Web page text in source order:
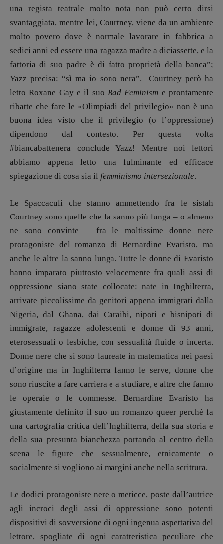
una regista teatrale molto nota non può certo dirsi
svantaggiata, mentre lei, Courtney, viene da un ambiente
molto povero dove è normale lavorare in fabbrica a
sedici anni ed essere una ragazza madre a diciassette, e la
fattoria di suo padre è di fatto proprietà della banca”;
Yazz precisa: “sì ma io sono nera”. Courtney però ha
letto Roxane Gay e il suo Bad Feminism e prontamente
ribatte che fare le «Olimpiadi del privilegio» non è una
buona idea visto che il privilegio (o l’oppressione)
dipendono dal contesto. Per questa volta
#biancabattenera conclude Yazz! Mentre noi lettori
abbiamo appena letto una fulminante ed efficace
spiegazione di cosa sia il femminismo intersezionale.
Le Spaccaculi che stanno ammettendo fra le sistah
Courtney sono quelle che la sanno più lunga – o almeno
ne sono convinte – fra le moltissime donne nere
protagoniste del romanzo di Bernardine Evaristo, ma
anche le altre la sanno lunga. Tutte le donne di Evaristo
hanno imparato piuttosto velocemente fra quali assi di
oppressione siano state collocate: nate in Inghilterra,
arrivate piccolissime da genitori appena immigrati dalla
Nigeria, dal Ghana, dai Caraibi, nipoti e bisnipoti di
immigrate, ragazze adolescenti e donne di 93 anni,
eterosessuali o lesbiche, con sessualità fluide o incerta.
Donne nere che si sono laureate in matematica nei paesi
d’origine ma in Inghilterra fanno le serve, donne che
sono riuscite a fare carriera e a studiare, e altre che fanno
le operaie o le commesse. Bernardine Evaristo ha
giustamente definito il suo un romanzo queer perché fa
una cartografia critica dell’Inghilterra, della sua storia e
della sua presunta bianchezza portando al centro della
scena le figure che sessualmente, etnicamente o
socialmente si vogliono ai margini anche nella scrittura.
Le dodici protagoniste nere o meticce, poste dall’autrice
agli incroci degli assi di oppressione sono potenti
dispositivi di sovversione di ogni ingenua aspettativa del
lettore, spogliate di ogni caratteristica peculiare che